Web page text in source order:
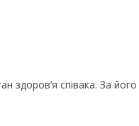
здopoв’я cпiвaкa. Зa йoгo